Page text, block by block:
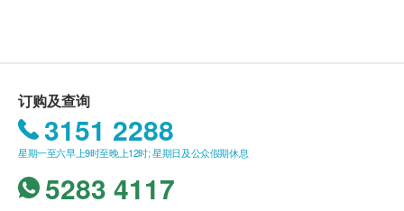
疗程案例( * 图片由活发社提供, 图片只供参考, 疗程效
果因人而异)
止痕, 止敏感,头疮疗程前
感,头疮疗程（1次）, 去头油皮屑疗程（1次）。
付款一经确认，不可更改或取消，不可转让及退
款。
客户进行服务前，应清楚并同意本公司所安排之服
务及内容。
订购及查询
3151 2288
星期一至六早上9时至晚上12时; 星期日及公众假期休息
5283 4117